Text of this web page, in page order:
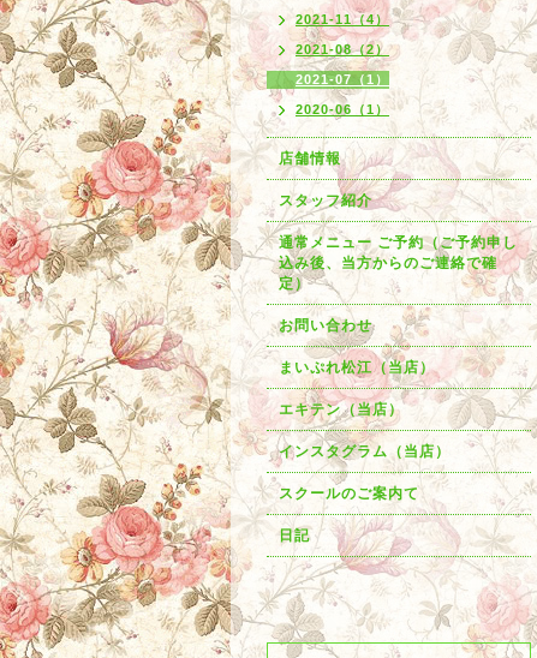
2021-11（4）
2021-08（2）
2021-07（1）
2020-06（1）
店舗情報
スタッフ紹介
通常メニュー ご予約（ご予約申し
込み後、当方からのご連絡で確
定）
お問い合わせ
まいぷれ松江（当店）
エキテン（当店）
インスタグラム（当店）
スクールのご案内て
日記